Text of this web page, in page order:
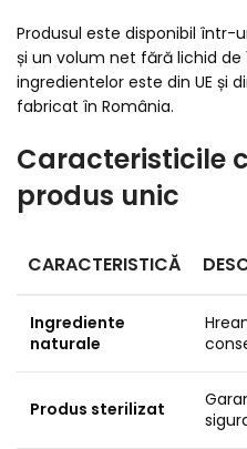
Produsul este disponibil într-
și un volum net fără lichid de
ingredientelor este din UE și
fabricat în România.
Caracteristicile
produs unic
CARACTERISTICĂ
Ingrediente
naturale
Produs sterilizat